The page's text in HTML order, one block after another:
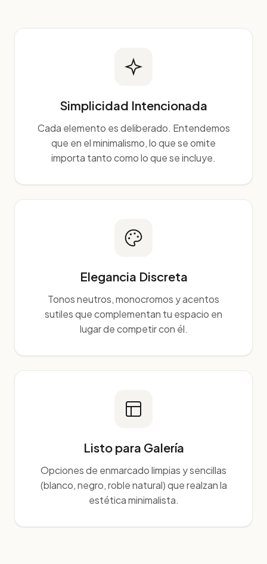
Simplicidad Intencionada
Cada elemento es deliberado. Entendemos
que en el minimalismo, lo que se omite
importa tanto como lo que se incluye.
Elegancia Discreta
Tonos neutros, monocromos y acentos
sutiles que complementan tu espacio en
lugar de competir con él.
Listo para Galería
Opciones de enmarcado limpias y sencillas
(blanco, negro, roble natural) que realzan la
estética minimalista.